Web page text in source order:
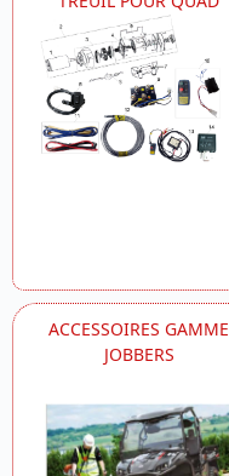
ACCESSOIRES GAMME
JOBBERS